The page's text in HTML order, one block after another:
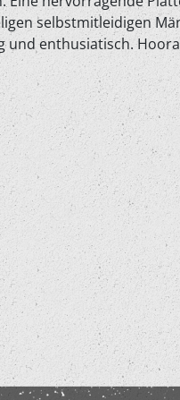
selbstmitleidigen
und enthusiatisch.